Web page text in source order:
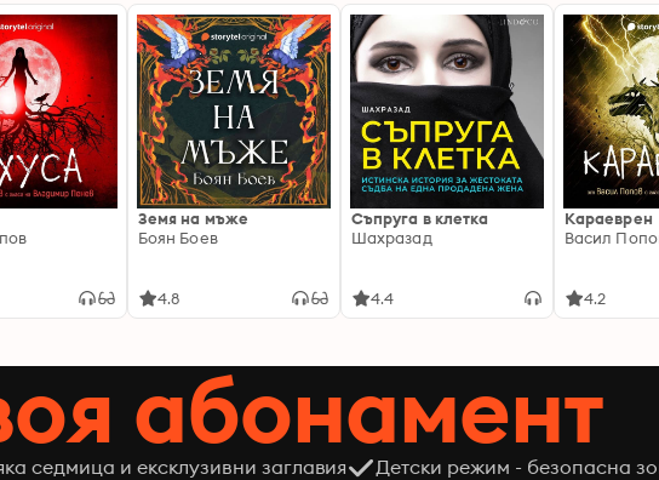
Земя на мъже
Боян Боев
4.8
Съпруга в клетка
Шахразад
4.4
Караеврен
Васил
4.2
абонамент
седмица и ексклузивни заглавия Детски режим - безопасна